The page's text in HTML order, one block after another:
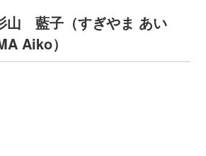
山 藍子（すぎやま あい
Aiko）